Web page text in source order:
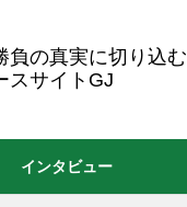
負の真実に切り込む
スサイトGJ
インタビュー